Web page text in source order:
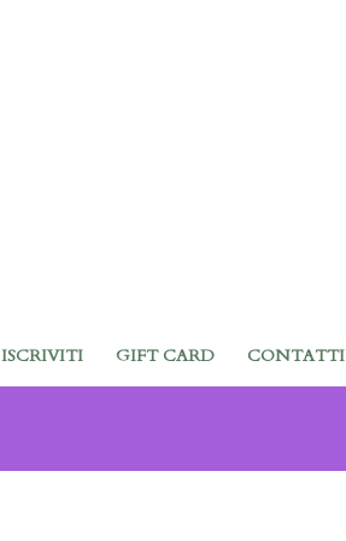
ISCRIVITI GIFT CARD CONTATTI